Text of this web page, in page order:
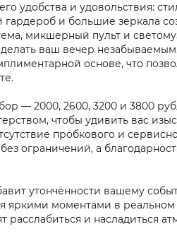
удобства и удовольствия:
гардероб и большие зеркала
микшерный пульт и
ваш вечер незабываемым.
основе, что
— 2000, 2600, 3200 и 3800
чтобы удивить вас
пробкового и
ограничений, а
утончённости вашему
яркими моментами в
и насладиться